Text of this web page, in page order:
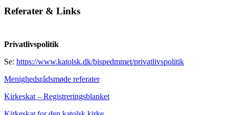
Referater & Links
Privatlivspolitik
Se: https://www.katolsk.dk/bispedmmet/privatlivspolitik
Menighedsrådsmøde referater
Kirkeskat – Registreringsblanket